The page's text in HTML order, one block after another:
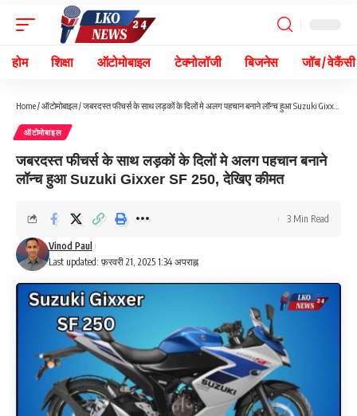
होम शिक्षा ऑटोमोबाइल टेक्नोलॉजी बिजनेस जॉब / वेकैंसी
Home/ऑटोमोबाइल/जबरदस्त फीचर्स के साथ लड़कों के दिलों मे अलग पहचान बनाने लॉन्च हुआ Suzuki Gixxer SF 250, देखिए कीमत
ऑटोमोबाइल
जबरदस्त फीचर्स के साथ लड़कों के दिलों मे अलग पहचान बनाने
लॉन्च हुआ Suzuki Gixxer SF 250, देखिए कीमत
Last updated: फ़रवरी 21, 2025 1:34 अपराह्न
Vinod Paul
3 Min Read